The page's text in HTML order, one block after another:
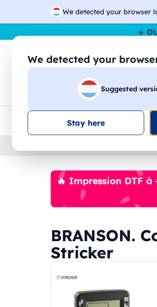
We detected your browser
We detected your
Suggested
Stay here
☀️
Sweat-shirts
Livraison UERemise quantité
🔥 Impression DTF à
BRANSON.
Stricker